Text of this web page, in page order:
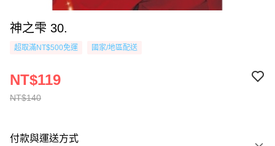
神之雫 30.
超取滿NT$500免運 國家/地區配送
NT$140
NT$119
付款與運送方式